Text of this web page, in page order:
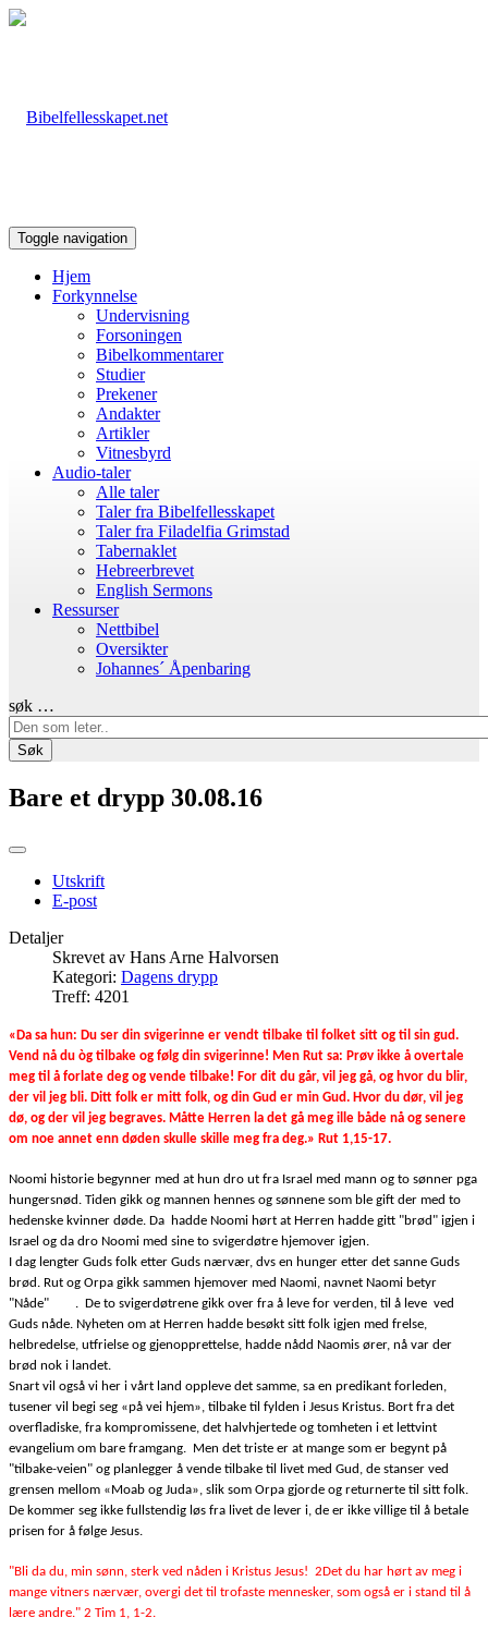
Toggle navigation
Hjem
Forkynnelse
Undervisning
Forsoningen
Bibelkommentarer
Studier
Prekener
Andakter
Artikler
Vitnesbyrd
Audio-taler
Alle taler
Taler fra Bibelfellesskapet
Taler fra Filadelfia Grimstad
Tabernaklet
Hebreerbrevet
English Sermons
Ressurser
Nettbibel
Oversikter
Johannes´ Åpenbaring
søk …
Søk
Bare et drypp 30.08.16
Utskrift
E-post
Detaljer
Skrevet av Hans Arne Halvorsen
Kategori: Dagens drypp
Treff: 4201
«Da sa hun: Du ser din svigerinne er vendt tilbake til folket sitt og til sin gud.
Vend nå du òg tilbake og følg din svigerinne! Men Rut sa: Prøv ikke å overtale
meg til å forlate deg og vende tilbake! For dit du går, vil jeg gå, og hvor du blir,
der vil jeg bli. Ditt folk er mitt folk, og din Gud er min Gud. Hvor du dør, vil jeg
dø, og der vil jeg begraves. Måtte Herren la det gå meg ille både nå og senere
om noe annet enn døden skulle skille meg fra deg.» Rut 1,15-17.
Noomi historie begynner med at hun dro ut fra Israel med mann og to sønner pga
hungersnød. Tiden gikk og mannen hennes og sønnene som ble gift der med to
hedenske kvinner døde. Da hadde Noomi hørt at Herren hadde gitt "brød" igjen i
Israel og da dro Noomi med sine to svigerdøtre hjemover igjen.
I dag lengter Guds folk etter Guds nærvær, dvs en hunger etter det sanne Guds
brød. Rut og Orpa gikk sammen hjemover med Naomi, navnet Naomi betyr
"Nåde" . De to svigerdøtrene gikk over fra å leve for verden, til å leve ved
Guds nåde. Nyheten om at Herren hadde besøkt sitt folk igjen med frelse,
helbredelse, utfrielse og gjenopprettelse, hadde nådd Naomis ører, nå var der
brød nok i landet.
Snart vil også vi her i vårt land oppleve det samme, sa en predikant forleden,
tusener vil begi seg «på vei hjem», tilbake til fylden i Jesus Kristus. Bort fra det
overfladiske, fra kompromissene, det halvhjertede og tomheten i et lettvint
evangelium om bare framgang. Men det triste er at mange som er begynt på
"tilbake-veien" og planlegger å vende tilbake til livet med Gud, de stanser ved
grensen mellom «Moab og Juda», slik som Orpa gjorde og returnerte til sitt folk.
De kommer seg ikke fullstendig løs fra livet de lever i, de er ikke villige til å betale
prisen for å følge Jesus.
"Bli da du, min sønn, sterk ved nåden i Kristus Jesus! 2Det du har hørt av meg i
mange vitners nærvær, overgi det til trofaste mennesker, som også er i stand til å
lære andre." 2 Tim 1, 1-2.